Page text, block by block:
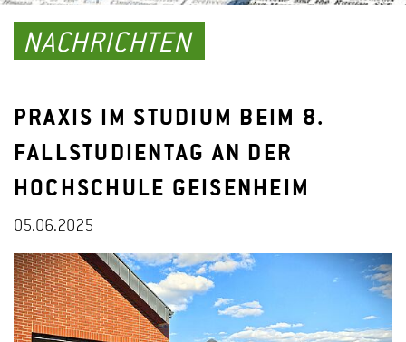
NACHRICHTEN
PRAXIS IM STUDIUM BEIM 8.
FALLSTUDIENTAG AN DER
HOCHSCHULE GEISENHEIM
05.06.2025